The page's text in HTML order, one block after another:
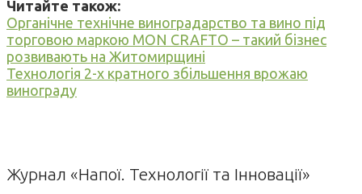
Читайте також:
Органічне технічне виноградарство та вино під
торговою маркою MON CRAFTO – такий бізнес
розвивають на Житомирщині
Технологія 2-х кратного збільшення врожаю
винограду
Журнал «Напої. Технології та Інновації»